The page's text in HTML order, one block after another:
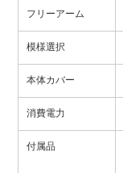
フリーアーム
模様選択
本体カバー
消費電力
付属品